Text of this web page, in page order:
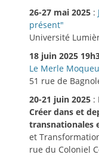
26-27 mai 2025 :
présent"
Université
18 juin 2025
Le Merle
51 rue de
20-21 juin 2025 :
Créer dans et
transnationales
et
rue du Coloniel